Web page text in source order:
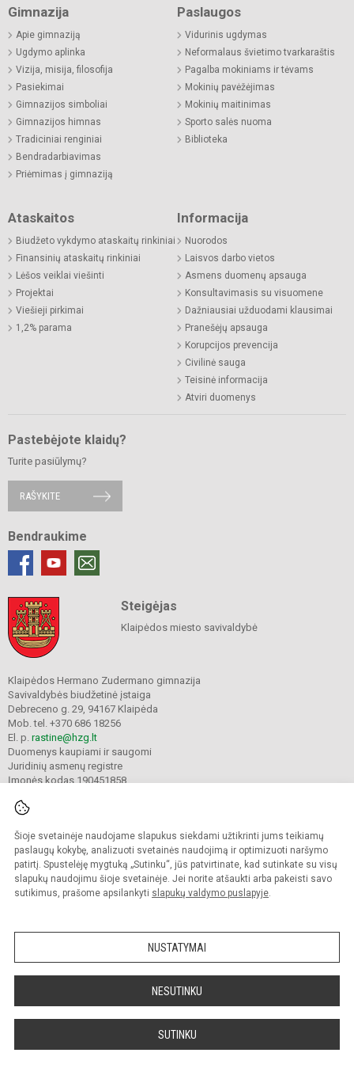
Šioje svetainėje naudojame slapukus siekdami užtikrinti jums teikiamų
paslaugų kokybę, analizuoti svetainės naudojimą ir optimizuoti naršymo
patirtį. Spustelėję mygtuką „Sutinku“, jūs patvirtinate, kad sutinkate su visų
slapukų naudojimu šioje svetainėje. Jei norite atšaukti arba pakeisti savo
sutikimus, prašome apsilankyti slapukų valdymo puslapyje.
NUSTATYMAI
NESUTINKU
SUTINKU
Gimnazija
Apie gimnaziją
Ugdymo aplinka
Vizija, misija, filosofija
Pasiekimai
Gimnazijos simboliai
Gimnazijos himnas
Tradiciniai renginiai
Bendradarbiavimas
Priėmimas į gimnaziją
Paslaugos
Vidurinis ugdymas
Neformalaus švietimo tvarkaraštis
Pagalba mokiniams ir tėvams
Mokinių pavėžėjimas
Mokinių maitinimas
Sporto salės nuoma
Biblioteka
Ataskaitos
Biudžeto vykdymo ataskaitų rinkiniai
Finansinių ataskaitų rinkiniai
Lėšos veiklai viešinti
Projektai
Viešieji pirkimai
1,2% parama
Informacija
Nuorodos
Laisvos darbo vietos
Asmens duomenų apsauga
Konsultavimasis su visuomene
Dažniausiai užduodami klausimai
Pranešėjų apsauga
Korupcijos prevencija
Civilinė sauga
Teisinė informacija
Atviri duomenys
Pastebėjote klaidų?
Turite pasiūlymų?
RAŠYKITE
Bendraukime
Steigėjas
Klaipėdos miesto savivaldybė
Klaipėdos Hermano Zudermano gimnazija
Savivaldybės biudžetinė įstaiga
Debreceno g. 29, 94167 Klaipėda
Mob. tel. +370 686 18256
El. p. rastine@hzg.lt
Duomenys kaupiami ir saugomi
Juridinių asmenų registre
Įmonės kodas 190451858
© 2022. Klaipėdos Hermano Zudermano gimnazija. Visos teisės saugomos.
Kopijuoti turinį be raštiško gimnazijos sutikimo griežtai draudžiama.
Prieinamumo paraiška Slapukų valdymas
Sumanus būdas atnaujinti